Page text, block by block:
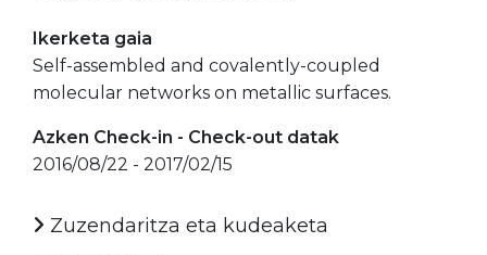
Ikerketa gaia
Self-assembled and covalently-coupled
molecular networks on metallic surfaces.
Azken Check-in - Check-out datak
2016/08/22 - 2017/02/15
Zuzendaritza eta kudeaketa